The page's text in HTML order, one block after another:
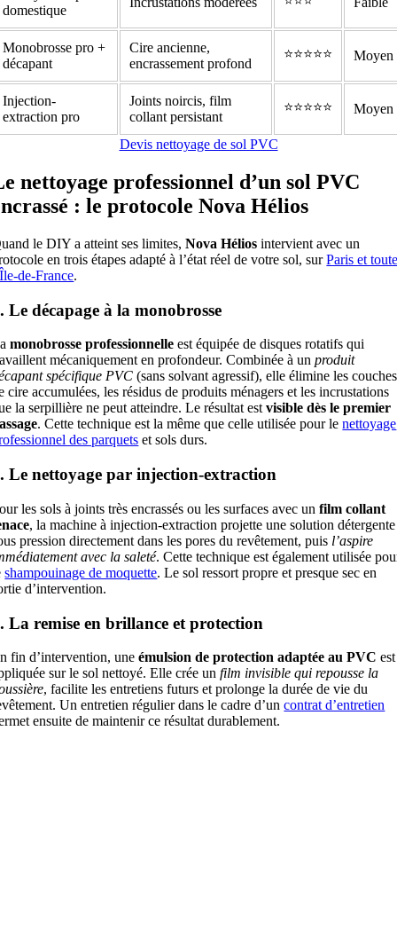
domestique
Monobrosse pro +
décapant
Cire ancienne,
encrassement profond
⭐⭐⭐⭐⭐ Moyen
Injection-
extraction pro
Joints noircis, film
collant persistant
⭐⭐⭐⭐⭐ Moyen
Devis nettoyage de sol PVC
nettoyage professionnel d’un sol PVC
: le protocole Nova Hélios
le DIY a atteint ses limites,Nova Hélios intervient avec un
en trois étapes adapté à l’état réel de votre sol, surParis et
de-France.
Le décapage à la monobrosse
monobrosse professionnelle est équipée de disques rotatifs qui
mécaniquement en profondeur. Combinée à unproduit
spécifique PVC (sans solvant agressif), elle élimine les couches
cire accumulées, les résidus de produits ménagers et les incrustations
la serpillière ne peut atteindre. Le résultat estvisible dès le premier
. Cette technique est la même que celle utilisée pour lenettoyage
des parquets et sols durs.
Le nettoyage par injection-extraction
les sols à joints très encrassés ou les surfaces avec unfilm collant
, la machine à injection-extraction projette une solution détergente
pression directement dans les pores du revêtement, puis l’aspire
avec la saleté. Cette technique est également utilisée
shampouinage de moquette. Le sol ressort propre et presque sec en
d’intervention.
La remise en brillance et protection
fin d’intervention, uneémulsion de protection adaptée au PVC est
sur le sol nettoyé. Elle crée unfilm invisible qui repousse la
, facilite les entretiens futurs et prolonge la durée de vie du
Un entretien régulier dans le cadre d’uncontrat d’entretien
ensuite de maintenir ce résultat durablement.